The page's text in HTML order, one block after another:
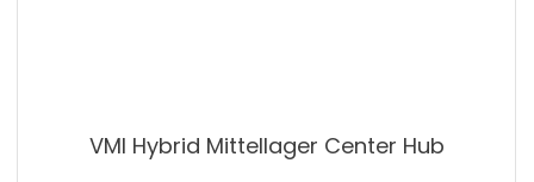
VMI Hybrid Mittellager Center Hub